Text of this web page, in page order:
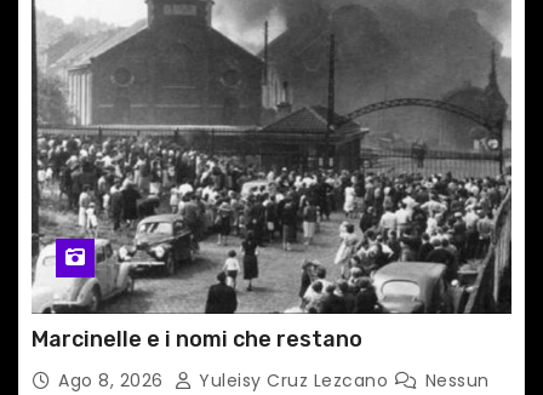
Marcinelle e i nomi che restano
Ago 8, 2026 Yuleisy Cruz Lezcano
Nessun